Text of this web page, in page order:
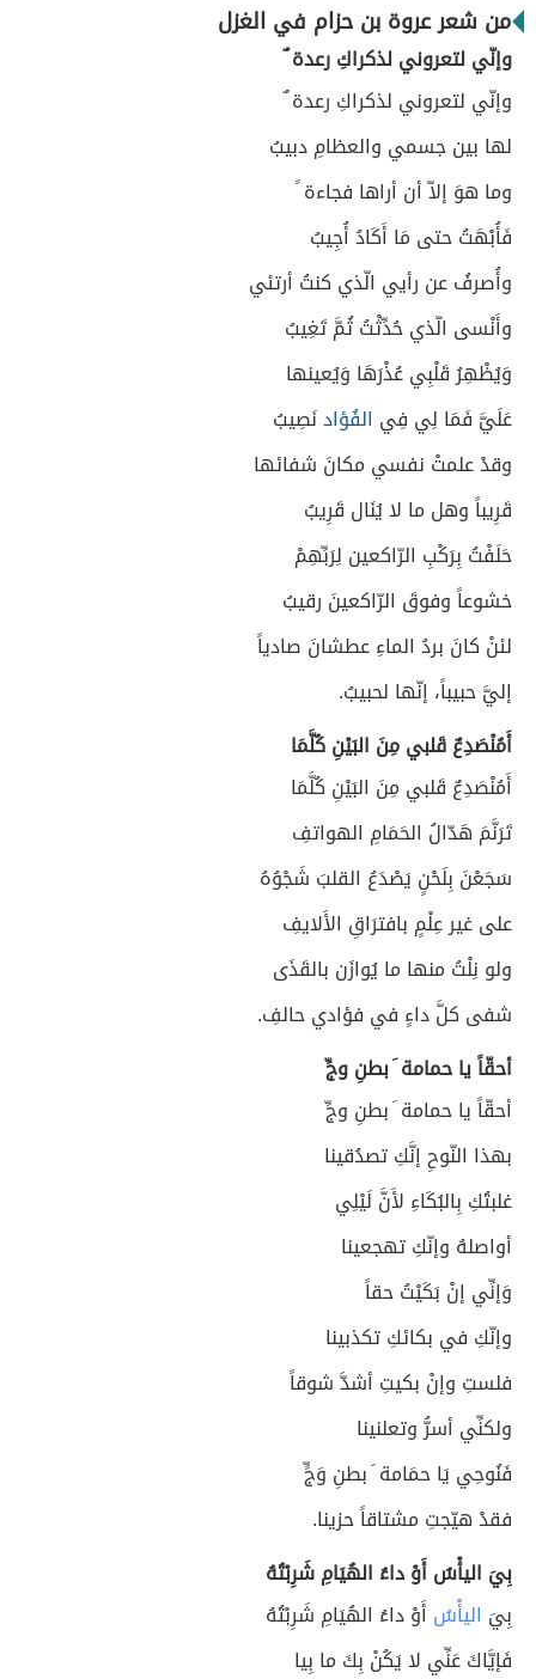
من شعر عروة بن حزام في الغزل
وإنّي لتعروني لذكراكِ رعدة ٌ
وإنّي لتعروني لذكراكِ رعدة ٌ
لها بين جسمي والعظامِ دبيبُ
وما هوَ إلاّ أن أراها فجاءة ً
فَأُبْهَتُ حتى مَا أَكَادُ أُجِيبُ
وأُصرفُ عن رأيي الّذي كنتُ أرتئي
وأَنْسى الّذي حُدِّثْتُ ثُمَّ تَغِيبُ
وَيُظْهِرُ قَلْبِي عُذْرَهَا وَيُعينها
عَلَيَّ فَمَا لِي فِي الفُؤادنَصِيبُ
وقدْ علمتْ نفسي مكانَ شفائها
قَرِيباً وهل ما لا يُنَال قَرِيبُ
حَلَفْتُ بِرَكْبِ الرّاكعين لِرَبِّهِمْ
خشوعاً وفوقَ الرّاكعينَ رقيبُ
لئنْ كانَ بردُ الماءِ عطشانَ صادياً
إليَّ حبيباً، إنّها لحبيبُ.
أَمُنْصَدِعٌ قَلبي مِنَ البَيْنِ كُلَّمَا
أَمُنْصَدِعٌ قَلبي مِنَ البَيْنِ كُلَّمَا
تَرَنَّمَ هَدّالُ الحَمَامِ الهواتفِ
سَجَعْنَ بِلَحْنٍ يَصْدَعُ القلبَ شَجْوُهُ
على غير عِلْمٍ بافترَاقِ الأَلايفِ
ولو نِلْتُ منها ما يُوازَن بالقَذَى
شفى كلَّ داءٍ في فؤادي حالفِ.
أحقّاً يا حمامة َ بطنِ وجِّ
أحقّاً يا حمامة َ بطنِ وجِّ
بهذا النّوحِ إنَّكِ تصدُقينا
غلبتُكِ بِالبُكَاءِ لأَنَّ لَيْلِي
أواصلهُ وإنّكِ تهجعينا
وَإنِّي إنْ بَكَيْتُ حقاً
وإنّكِ في بكائكِ تكذبينا
فلستِ وإنْ بكيتِ أشدَّ شوقاً
ولكنِّي أسرُّ وتعلنينا
فَنُوحِي يَا حمَامة َ بطنِ وَجٍّ
فقدْ هيّجتِ مشتاقاً حزينا.
بِيَ اليأْسُ أَوْ داءُ الهُيَامِ شَرِبْتُهُ
بِيَ اليأْسُ أَوْ داءُ الهُيَامِ شَرِبْتُهُ
فَإيَّاكَ عَنِّي لا يَكُنْ بِكَ ما بِيا